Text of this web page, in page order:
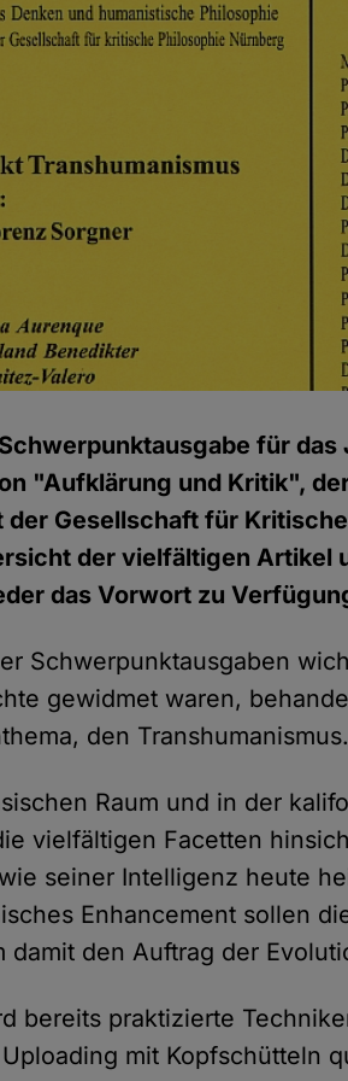
für das
"Aufklärung und Kritik",
Gesellschaft für
der vielfältigen Artikel
das Vorwort zu
Schwerpunktausgaben
gewidmet waren,
den Transhumanismus.
Raum und in der
vielfältigen Facetten
seiner Intelligenz heute
Enhancement sollen
damit den Auftrag der
bereits praktizierte
mit Kopfschütteln